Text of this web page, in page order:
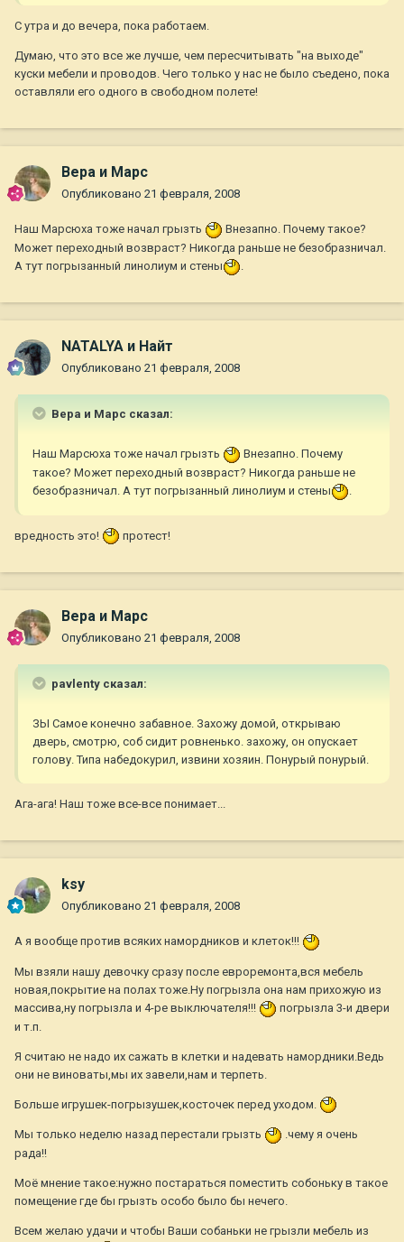
С утра и до вечера, пока работаем.
Думаю, что это все же лучше, чем пересчитывать "на выходе"
куски мебели и проводов. Чего только у нас не было съедено, пока
оставляли его одного в свободном полете!
Вера и Марс
Опубликовано 21 февраля, 2008
Наш Марсюха тоже начал грызть
Внезапно. Почему такое?
Может переходный возвраст? Никогда раньше не безобразничал.
А тут погрызанный линолиум и стены
NATALYA и Найт
Опубликовано 21 февраля, 2008
Вера и Марс сказал:
Наш Марсюха тоже начал грызть
Внезапно. Почему
такое? Может переходный возвраст? Никогда раньше не
безобразничал. А тут погрызанный линолиум и стены
вредность это! протест!
Вера и Марс
Опубликовано 21 февраля, 2008
pavlenty сказал:
ЗЫ Самое конечно забавное. Захожу домой, открываю
дверь, смотрю, соб сидит ровненько. захожу, он опускает
голову. Типа набедокурил, извини хозяин. Понурый понурый.
Ага-ага! Наш тоже все-все понимает...
ksy
Опубликовано 21 февраля, 2008
А я вообще против всяких намордников и клеток!!!
Мы взяли нашу девочку сразу после евроремонта,вся мебель
новая,покрытие на полах тоже.Ну погрызла она нам прихожую из
массива,ну погрызла и 4-ре выключателя!!!
погрызла 3-и двери
и т.п.
Я считаю не надо их сажать в клетки и надевать намордники.Ведь
они не виноваты,мы их завели,нам и терпеть.
Больше игрушек-погрызушек,косточек перед уходом.
Мы только неделю назад перестали грызть
.чему я очень
рада!!
Моё мнение такое:нужно постараться поместить собоньку в такое
помещение где бы грызть особо было бы нечего.
Всем желаю удачи и чтобы Ваши собаньки не грызли мебель из